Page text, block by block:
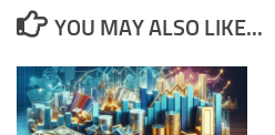
YOU MAY ALSO LIKE...